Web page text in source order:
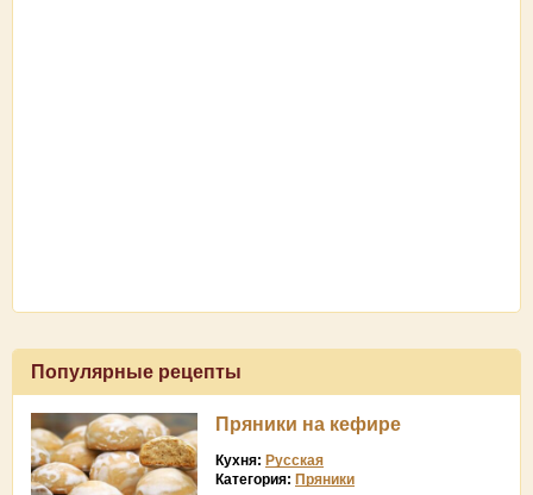
Популярные рецепты
Пряники на кефире
Кухня: Русская
Категория: Пряники